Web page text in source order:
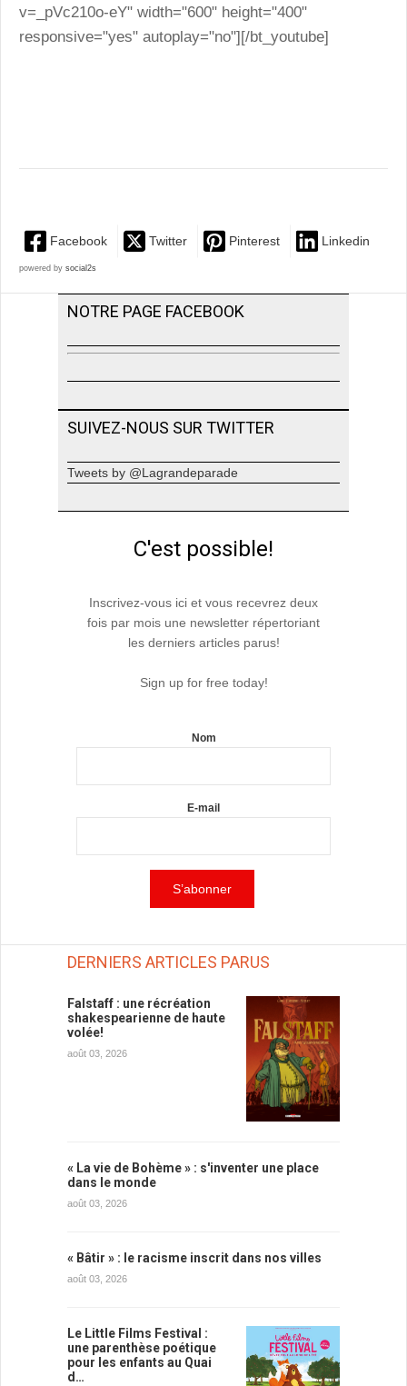
v=_pVc210o-eY" width="600" height="400"
responsive="yes" autoplay="no"][/bt_youtube]
Facebook Twitter Pinterest Linkedin
powered by social2s
NOTRE PAGE FACEBOOK
SUIVEZ-NOUS SUR TWITTER
Tweets by @Lagrandeparade
C'est possible!
Inscrivez-vous ici et vous recevrez deux
fois par mois une newsletter répertoriant
les derniers articles parus!
Sign up for free today!
Nom
E-mail
DERNIERS ARTICLES PARUS
Falstaff : une récréation
shakespearienne de haute
volée!
août 03, 2026
« La vie de Bohème » : s'inventer une place
dans le monde
août 03, 2026
« Bâtir » : le racisme inscrit dans nos villes
août 03, 2026
Le Little Films Festival :
une parenthèse poétique
pour les enfants au Quai
d…